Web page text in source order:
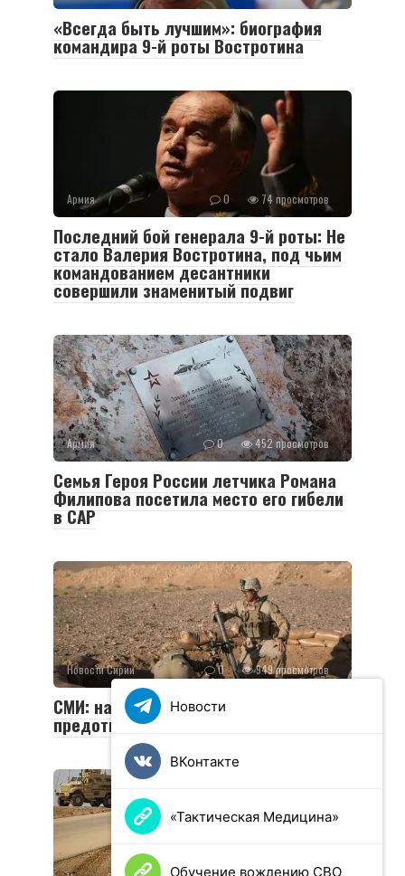
«Всегда быть лучшим»: биография
командира 9-й роты Востротина
Армия 0 74 просмотров
Последний бой генерала 9-й роты: Не
стало Валерия Востротина, под чьим
командованием десантники
совершили знаменитый подвиг
Армия 0 452 просмотров
Семья Героя России летчика Романа
Филипова посетила место его гибели
в САР
Новости Сирии 0 949 просмотров
СМИ: на американской базе в Сирии
предотвратили атаку двух дронов
Новости
ВКонтакте
«Тактическая Медицина»
Обучение вождению СВО